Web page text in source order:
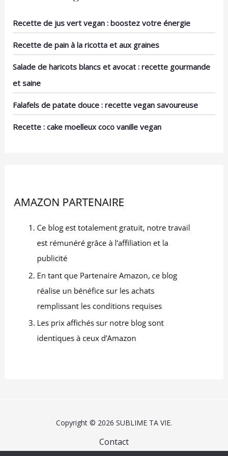
et autres plats. Il peut
également être utilisé
comme récipient élégant
pour stocker les aliments
au réfrigérateur et
combine fonctionnalité
Recette de jus vert vegan : boostez votre énergie
Recette de pain à la ricotta et aux graines
Salade de haricots blancs et avocat : recette gourmande
et saine
Falafels de patate douce : recette vegan savoureuse
Recette : cake moelleux coco vanille vegan
Copyright © 2026 SUBLIME TA VIE.
Contact